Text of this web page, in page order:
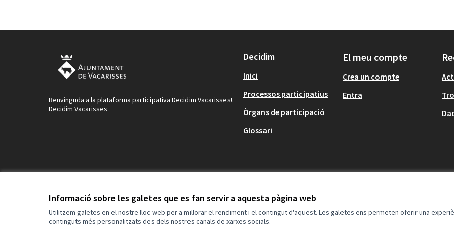
Informació sobre les galetes que es fan servir a aquesta pàgina web
Utilitzem galetes en el nostre lloc web per a millorar el rendiment i el contingut d'aquest. Les galetes ens permeten oferir una
continguts més personalitzats des dels nostres canals de xarxes socials.
Benvinguda a la plataforma participativa Decidim Vacarisses!.
Decidim Vacarisses
Decidim
Inici
Processos participatius
Òrgans de participació
Glossari
El meu compte
Crea un compte
Entra